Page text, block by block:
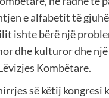
e alfabetit të
ishte bërë një
dhe kulturor dhe një
Kombëtare.
së këtij kongresi